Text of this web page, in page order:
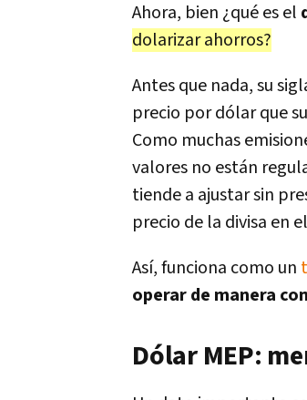
Ahora, bien ¿qué es el
dolarizar ahorros?
Antes que nada, su
precio por dólar que
Como muchas
valores no están
tiende a ajustar sin
precio de la divisa en
Así, funciona como un
operar de manera
Dólar MEP: